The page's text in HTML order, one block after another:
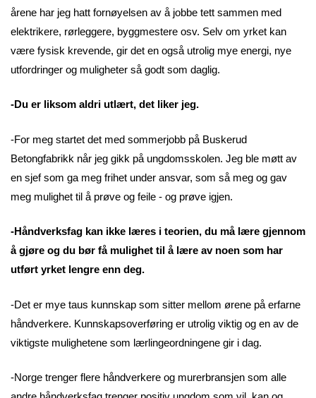
årene har jeg hatt fornøyelsen av å jobbe tett sammen med
elektrikere, rørleggere, byggmestere osv. Selv om yrket kan
være fysisk krevende, gir det en også utrolig mye energi, nye
utfordringer og muligheter så godt som daglig.
-Du er liksom aldri utlært, det liker jeg.
-For meg startet det med sommerjobb på Buskerud
Betongfabrikk når jeg gikk på ungdomsskolen. Jeg ble møtt av
en sjef som ga meg frihet under ansvar, som så meg og gav
meg mulighet til å prøve og feile - og prøve igjen.
-Håndverksfag kan ikke læres i teorien, du må lære gjennom
å gjøre og du bør få mulighet til å lære av noen som har
utført yrket lengre enn deg.
-Det er mye taus kunnskap som sitter mellom ørene på erfarne
håndverkere. Kunnskapsoverføring er utrolig viktig og en av de
viktigste mulighetene som lærlingeordningene gir i dag.
-Norge trenger flere håndverkere og murerbransjen som alle